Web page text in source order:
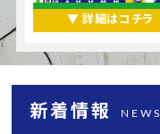
▼ 詳細はコチラ
新着情報 NEWS